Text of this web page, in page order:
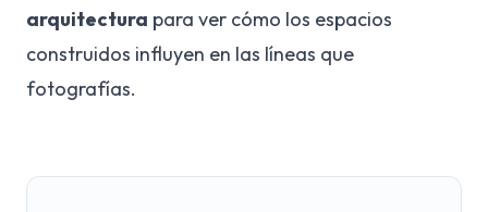
arquitectura para ver cómo los espacios
construidos influyen en las líneas que
fotografías.